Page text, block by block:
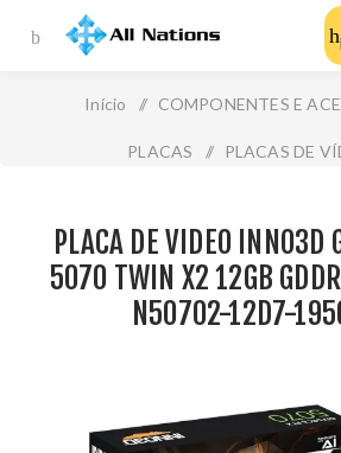
Início / COMPONENTES E
PLACAS / PLACAS DE
Gddr7 192 Bits - N50702-
PLACA DE VIDEO INNO3D
5070 TWIN X2 12GB
N50702-12D7-